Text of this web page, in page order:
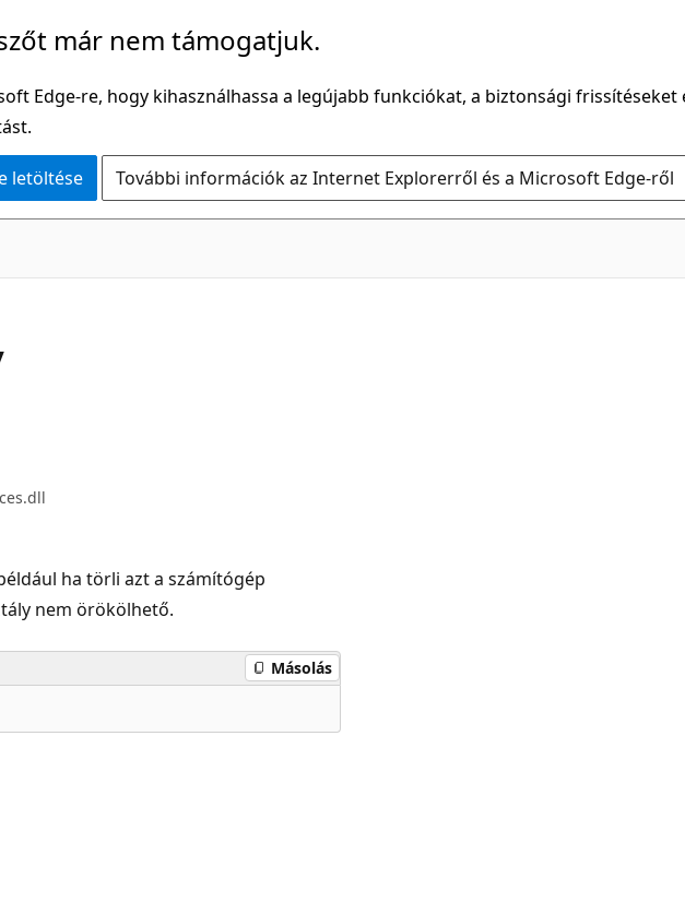
már nem támogatjuk.
Edge-re, hogy kihasználhassa a legújabb funkciókat, a biztonsági frissítéseket
letöltése További információk az Internet Explorerről és a Microsoft Edge-ről
ha törli azt a számítógép
nem örökölhető.
Másolás